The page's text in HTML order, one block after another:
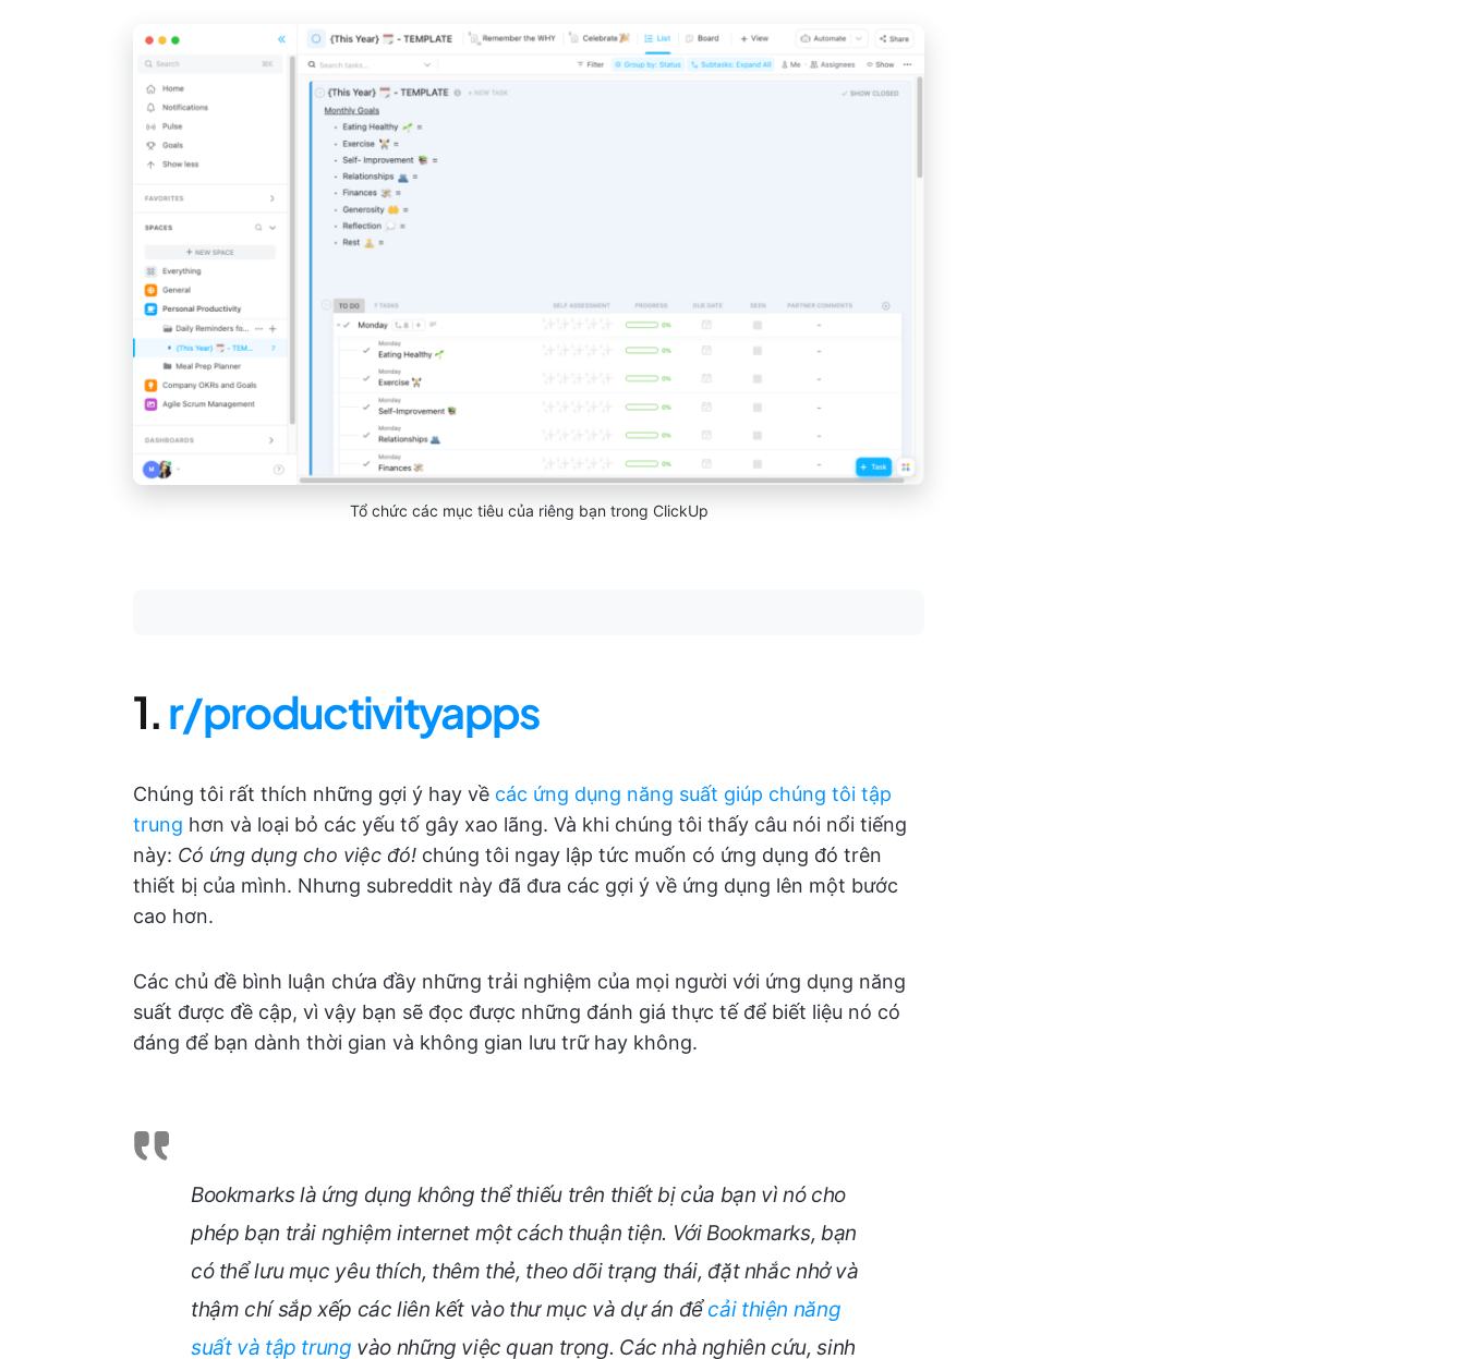
Tổ chức các mục tiêu của riêng bạn trong ClickUp
1.r/productivityapps
Chúng tôi rất thích những gợi ý hay về các ứng dụng năng suất giúp chúng tôi tập
trung hơn và loại bỏ các yếu tố gây xao lãng. Và khi chúng tôi thấy câu nói nổi tiếng
này: Có ứng dụng cho việc đó! chúng tôi ngay lập tức muốn có ứng dụng đó trên
thiết bị của mình. Nhưng subreddit này đã đưa các gợi ý về ứng dụng lên một bước
cao hơn.
Các chủ đề bình luận chứa đầy những trải nghiệm của mọi người với ứng dụng năng
suất được đề cập, vì vậy bạn sẽ đọc được những đánh giá thực tế để biết liệu nó có
đáng để bạn dành thời gian và không gian lưu trữ hay không.
Bookmarks là ứng dụng không thể thiếu trên thiết bị của bạn vì nó cho
phép bạn trải nghiệm internet một cách thuận tiện. Với Bookmarks, bạn
có thể lưu mục yêu thích, thêm thẻ, theo dõi trạng thái, đặt nhắc nhở và
thậm chí sắp xếp các liên kết vào thư mục và dự án đểcải thiện năng
suất và tập trung vào những việc quan trọng. Các nhà nghiên cứu, sinh